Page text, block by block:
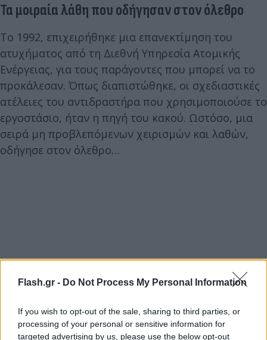
Flash.gr - Do Not Process My Personal Information
If you wish to opt-out of the sale, sharing to third parties, or
processing of your personal or sensitive information for
targeted advertising by us, please use the below opt-out
Τα μοιραία λάθη που οδήγησαν στον όλεθρο
Το 1992, επιχειρήθηκε μια επανεκτίμηση του
ατυχήματος από τη Διεθνή Υπηρεσία Ατομικής
Ενέργειας, για τους παράγοντες που μπορεί να το
προκάλεσαν. Όπως διαπιστώθηκε, οι σχεδιαστικές
ατέλειες του αντιδραστήρα που χρησιμοποιούσε το
εργοστάσιο, ήταν η πηγή του κακού. Ωστόσο, μια
σειρά μη προβλεπόμενων χειρισμών και λαθών,
οδήγησε στον όλεθρο…